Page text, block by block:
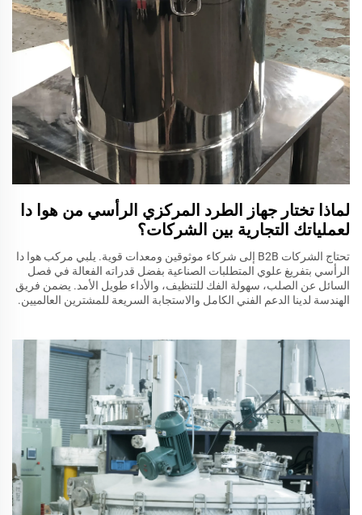
لماذا تختار جهاز الطرد المركزي الرأسي من هوا دا
لعملياتك التجارية بين الشركات؟
تحتاج الشركات B2B إلى شركاء موثوقين ومعدات قوية. يلبي مركب هوا دا
الرأسي بتفريغ علوي المتطلبات الصناعية بفضل قدراته الفعالة في فصل
السائل عن الصلب، سهولة الفك للتنظيف، والأداء طويل الأمد. يضمن فريق
الهندسة لدينا الدعم الفني الكامل والاستجابة السريعة للمشترين العالميين.